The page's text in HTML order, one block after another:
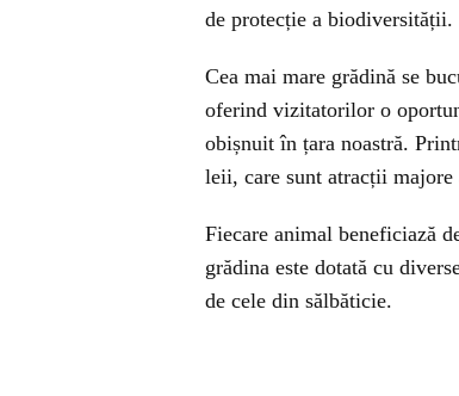
de protecție a biodiversității.
Cea mai mare grădină se
oferind vizitatorilor o
obișnuit în țara noastră.
leii, care sunt atracții
Fiecare animal beneficiază
grădina este dotată cu
de cele din sălbăticie.